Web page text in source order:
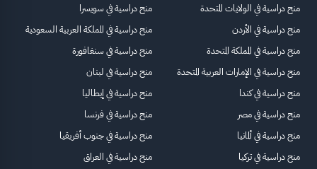
منح دراسية في الولايات المتحدة
منح دراسية في الأردن
منح دراسية في المملكة المتحدة
منح دراسية في الإمارات العربية المتحدة
منح دراسية في كندا
منح دراسية في مصر
منح دراسية في ألمانيا
منح دراسية في تركيا
منح دراسية في سويسرا
منح دراسية في المملكة العربية السعودية
منح دراسية في سنغافورة
منح دراسية في لبنان
منح دراسية في إيطاليا
منح دراسية في فرنسا
منح دراسية في جنوب أفريقيا
منح دراسية في العراق